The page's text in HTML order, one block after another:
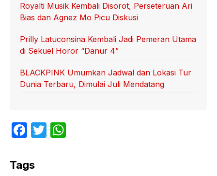
Royalti Musik Kembali Disorot, Perseteruan Ari
Bias dan Agnez Mo Picu Diskusi
Prilly Latuconsina Kembali Jadi Pemeran Utama
di Sekuel Horor “Danur 4”
BLACKPINK Umumkan Jadwal dan Lokasi Tur
Dunia Terbaru, Dimulai Juli Mendatang
F
c
T
Tags